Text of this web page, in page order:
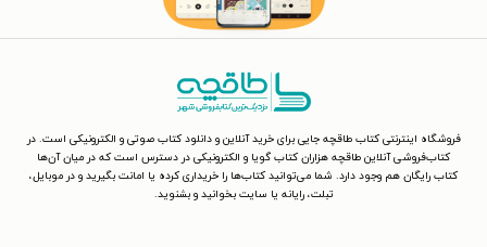
فروشگاه اینترنتی کتاب طاقچه جایی برای خرید آنلاین و دانلود کتاب صوتی و الکترونیکی است. در
کتاب‌فروشی آنلاین طاقچه هزاران کتاب گویا و الکترونیکی در دسترس است که در میان آن‌ها
کتاب رایگان هم وجود دارد. شما می‌توانید کتاب‌ها را خریداری کرده یا امانت بگیرید و در موبایل،
تبلت، رایانه یا سایت بخوانید و بشنوید.